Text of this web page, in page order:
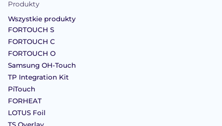
Produkty
Wszystkie produkty
FORTOUCH S
FORTOUCH C
FORTOUCH O
Samsung OH-Touch
TP Integration Kit
PiTouch
FORHEAT
LOTUS Foil